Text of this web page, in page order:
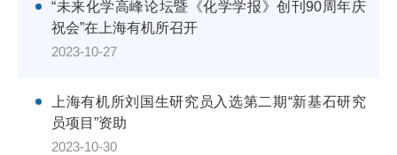
“未来化学高峰论坛暨《化学学报》创刊90周年庆
祝会”在上海有机所召开
2023-10-27
上海有机所刘国生研究员入选第二期“新基石研究
员项目”资助
2023-10-30